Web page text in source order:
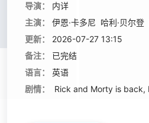
导演：
内详
主演：
伊恩·卡多尼 哈利·贝尔登
更新：
2026-07-27 13:15
备注：
已完结
语言：
英语
剧情：
Rick and Morty is back,